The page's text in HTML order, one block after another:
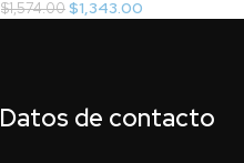
$1,574.00$1,343.00
Datos de contacto